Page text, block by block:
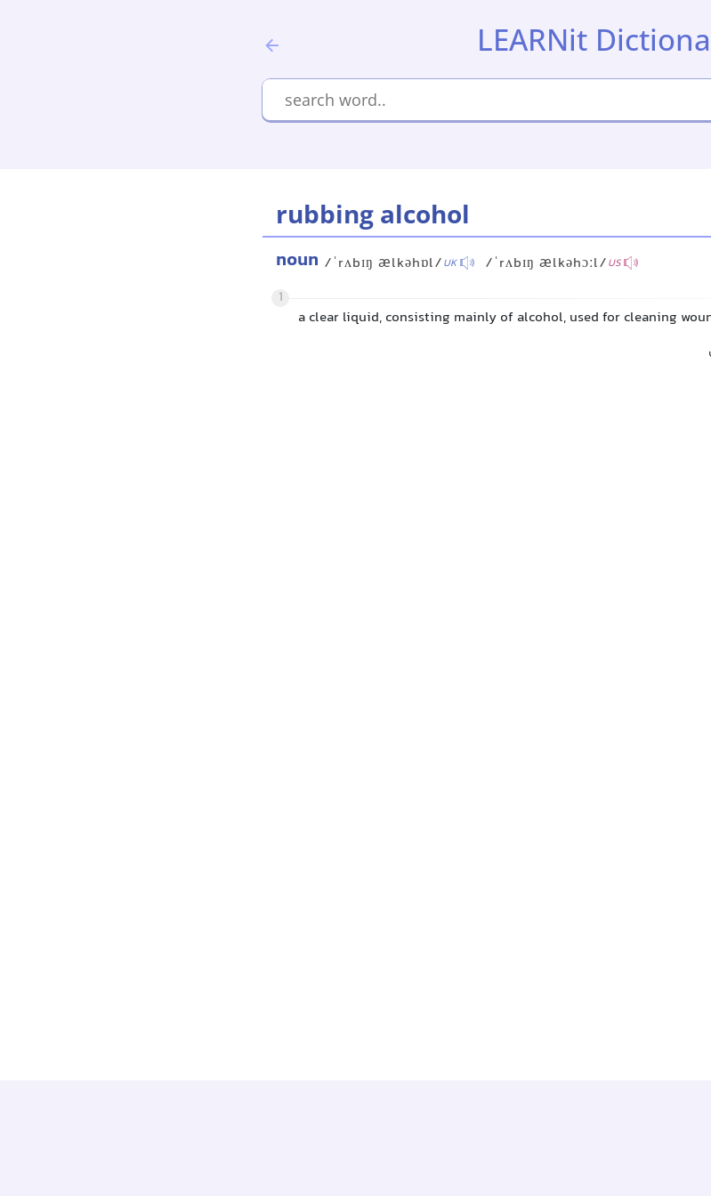
LEARNit
rubbing alcohol
noun /ˈrʌbɪŋ ælkəhɒl/UK /ˈrʌbɪŋ ælkəhɔːl/US
1
a clear liquid, consisting mainly of alcohol, used for cleaning